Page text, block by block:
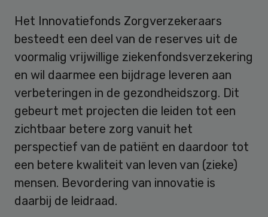
Het Innovatiefonds Zorgverzekeraars
besteedt een deel van de reserves uit de
voormalig vrijwillige ziekenfondsverzekering
en wil daarmee een bijdrage leveren aan
verbeteringen in de gezondheidszorg. Dit
gebeurt met projecten die leiden tot een
zichtbaar betere zorg vanuit het
perspectief van de patiënt en daardoor tot
een betere kwaliteit van leven van (zieke)
mensen. Bevordering van innovatie is
daarbij de leidraad.